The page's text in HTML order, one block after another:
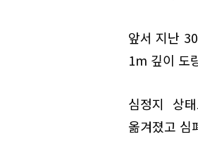
앞서 지난
1m 깊이 도
심정지 상
옮겨졌고 심